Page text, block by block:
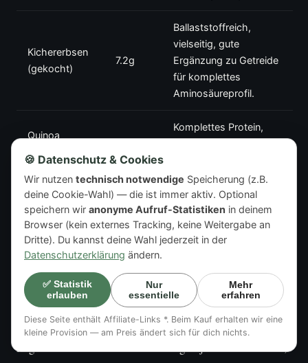
Kichererbsen
(gekocht)
7.2g
Ballaststoffreich,
vielseitig, gute
Ergänzung zu Getreide
für komplettes
Aminosäureprofil.
Quinoa
Komplettes Protein,
Wann sind
Nahrungsergänzungsmittel
sinnvoll?
Eine ausgewogene vegane Ernährung, die reich an
verschiedenen pflanzlichen Proteinquellen ist, kann in der
Regel den Proteinbedarf decken. Es gibt jedoch Situationen,
🍪 Datenschutz & Cookies
Wir nutzen technisch notwendige Speicherung (z.B.
deine Cookie-Wahl) — die ist immer aktiv. Optional
speichern wir anonyme Aufruf-Statistiken in deinem
Browser (kein externes Tracking, keine Weitergabe an
Dritte). Du kannst deine Wahl jederzeit in der
Datenschutzerklärung ändern.
✅ Statistik
erlauben
Nur
essentielle
Mehr
erfahren
Diese Seite enthält Affiliate-Links *. Beim Kauf erhalten wir eine
kleine Provision — am Preis ändert sich für dich nichts.